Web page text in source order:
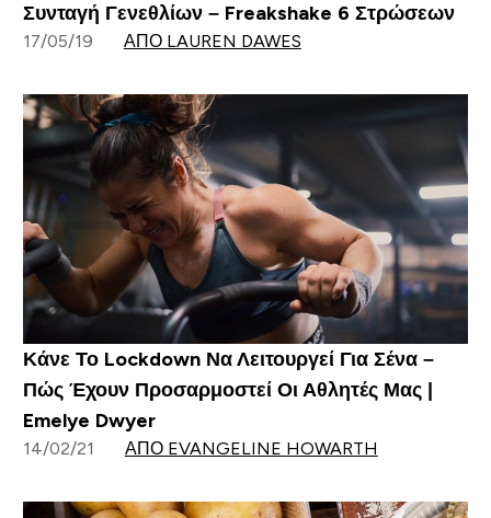
Συνταγή Γενεθλίων – Freakshake 6 Στρώσεων
17/05/19 ΑΠΌ LAUREN DAWES
Κάνε Το Lockdown Να Λειτουργεί Για Σένα –
Πώς Έχουν Προσαρμοστεί Οι Αθλητές Μας |
Emelye Dwyer
14/02/21 ΑΠΌ EVANGELINE HOWARTH